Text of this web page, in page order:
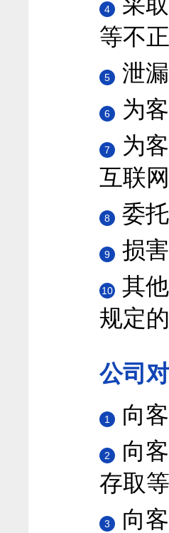
4
等不
5 泄
6 为
7
为
互联
8 委
9 损
10
其
规定
公司
1 向
2
向
存取
3
向